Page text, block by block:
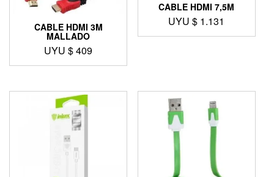
CABLE HDMI 3M
MALLADO
UYU $409
CABLE HDMI 7,5M
UYU $ 1.131